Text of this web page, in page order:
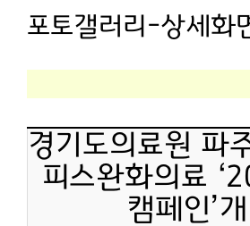
포토갤러리-상세화
경기도의료원 파
피스완화의료
캠페인’